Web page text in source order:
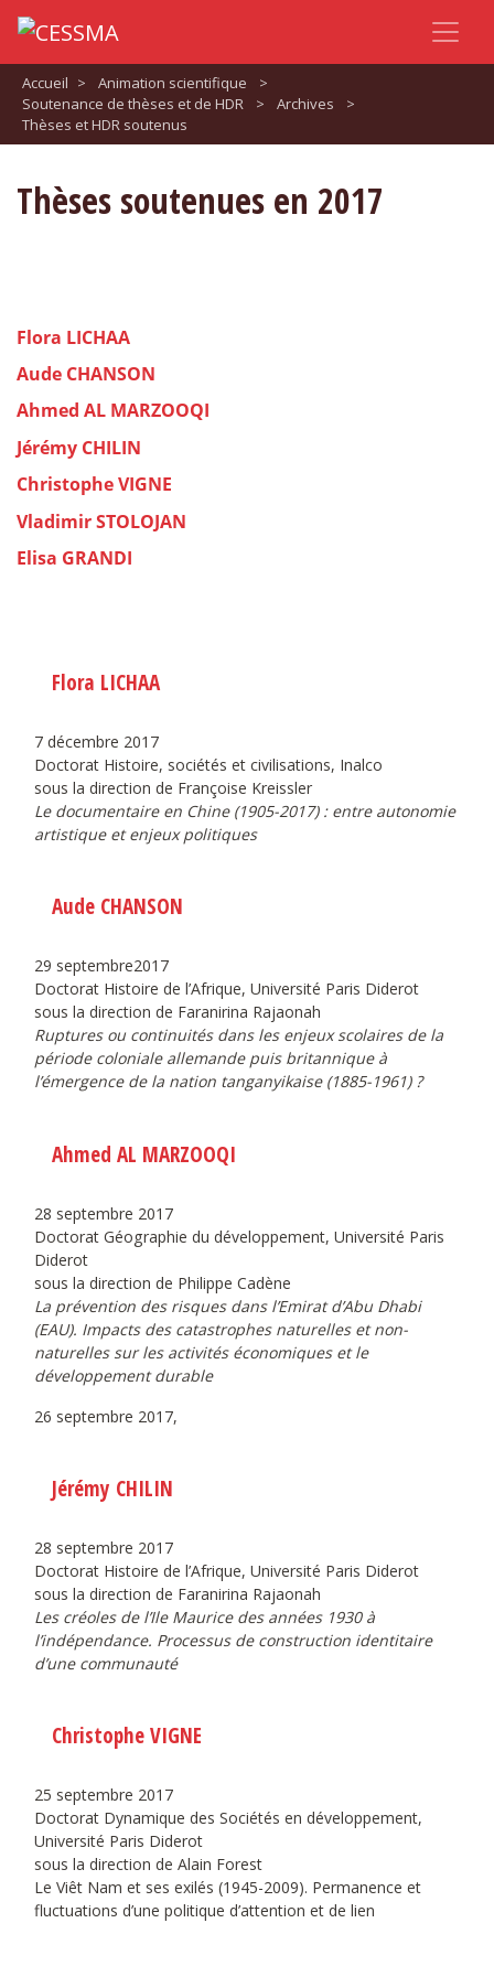
Accueil > Animation scientifique
>
Soutenance de thèses et de HDR
> Archives
>
Thèses et HDR soutenus
Thèses soutenues en 2017
Flora LICHAA
Aude CHANSON
Ahmed AL MARZOOQI
Jérémy CHILIN
Christophe VIGNE
Vladimir STOLOJAN
Elisa GRANDI
Flora LICHAA
7 décembre 2017
Doctorat Histoire, sociétés et civilisations, Inalco
sous la direction de Françoise Kreissler
Le documentaire en Chine (1905-2017) : entre autonomie
artistique et enjeux politiques
Aude CHANSON
29 septembre2017
Doctorat Histoire de l’Afrique, Université Paris Diderot
sous la direction de Faranirina Rajaonah
Ruptures ou continuités dans les enjeux scolaires de la
période coloniale allemande puis britannique à
l’émergence de la nation tanganyikaise (1885-1961) ?
Ahmed AL MARZOOQI
28 septembre 2017
Doctorat Géographie du développement, Université Paris
Diderot
sous la direction de Philippe Cadène
La prévention des risques dans l’Emirat d’Abu Dhabi
(EAU). Impacts des catastrophes naturelles et non-
naturelles sur les activités économiques et le
développement durable
26 septembre 2017,
Jérémy CHILIN
28 septembre 2017
Doctorat Histoire de l’Afrique, Université Paris Diderot
sous la direction de Faranirina Rajaonah
Les créoles de l’Ile Maurice des années 1930 à
l’indépendance. Processus de construction identitaire
d’une communauté
Christophe VIGNE
25 septembre 2017
Doctorat Dynamique des Sociétés en développement,
Université Paris Diderot
sous la direction de Alain Forest
Le Viêt Nam et ses exilés (1945-2009). Permanence et
fluctuations d’une politique d’attention et de lien